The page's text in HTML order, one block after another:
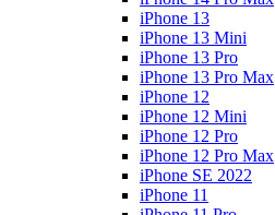
iPhone 13
iPhone 13 Mini
iPhone 13 Pro
iPhone 13 Pro Max
iPhone 12
iPhone 12 Mini
iPhone 12 Pro
iPhone 12 Pro Max
iPhone SE 2022
iPhone 11